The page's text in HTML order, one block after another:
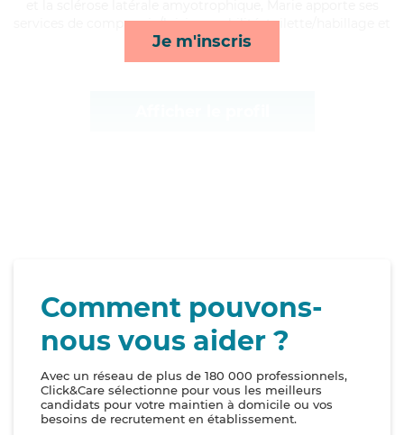
Je m'inscris
services de compagnie/loisirs, mobilité, toilette/habillage et
repas*
Comment pouvons-
nous vous aider ?
Avec un réseau de plus de 180 000 professionnels,
Click&Care sélectionne pour vous les meilleurs
candidats pour votre maintien à domicile ou vos
besoins de recrutement en établissement.